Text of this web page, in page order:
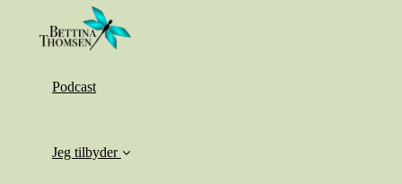
Podcast
Jeg tilbyder